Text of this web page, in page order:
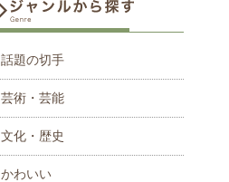
話題の切手
芸術・芸能
文化・歴史
かわいい